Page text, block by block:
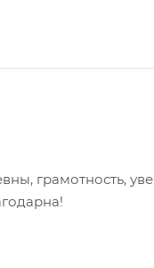
грамотность,